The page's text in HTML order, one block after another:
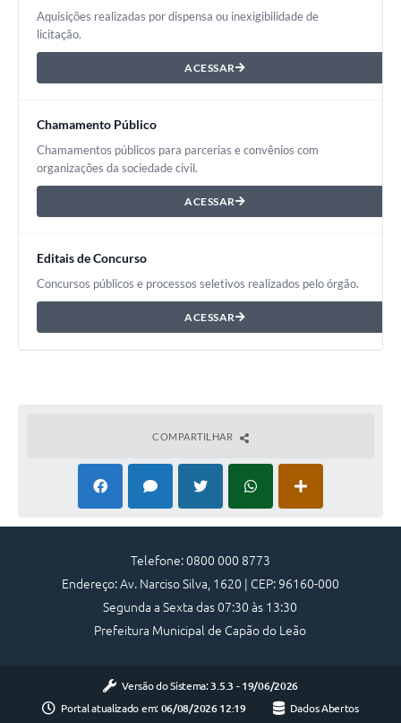
Aquisições realizadas por dispensa ou inexigibilidade de
licitação.
ACESSAR
Chamamento Público
Chamamentos públicos para parcerias e convênios com
organizações da sociedade civil.
ACESSAR
Editais de Concurso
Concursos públicos e processos seletivos realizados pelo órgão.
ACESSAR
COMPARTILHAR
Telefone: 0800 000 8773
Endereço: Av. Narciso Silva, 1620 | CEP: 96160-000
Segunda a Sexta das 07:30 às 13:30
Prefeitura Municipal de Capão do Leão
Versão do Sistema: 3.5.3 - 19/06/2026
Portal atualizado em: 06/08/2026 12:19 Dados Abertos